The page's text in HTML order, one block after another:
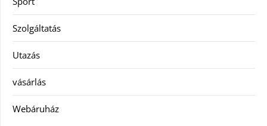
Szolgáltatás
Utazás
vásárlás
Webáruház